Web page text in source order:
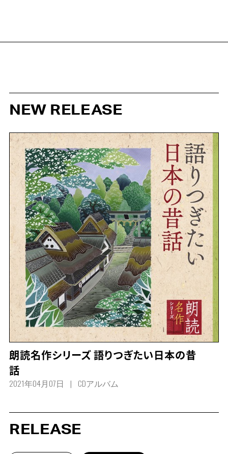
NEW RELEASE
朗読名作シリーズ 語りつぎたい日本の昔
話
2021年04月07日 CDアルバム
RELEASE